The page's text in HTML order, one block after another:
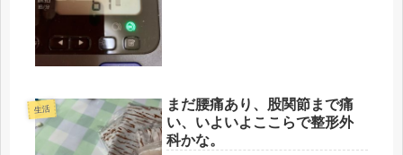
生活
まだ腰痛あり、股関節まで痛
い、いよいよここらで整形外
科かな。